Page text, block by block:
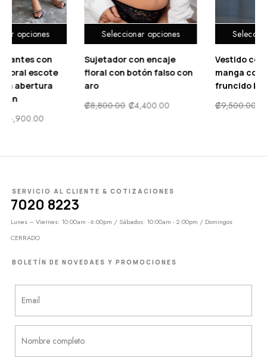
Seleccionar opciones
Sujetador con encaje
floral con botón falso con
aro
4,400.00
Seleccionar opciones
Vestido con estampado de
manga con volante
fruncido bajo con fruncido
₡9,500.00 4,900.00
SERVICIO AL CLIENTE & COTIZACIONES
7020 8223
Lunes – Viernes: 10:00am - 6:00pm / Sábados: 10:00am - 2:00pm / Domingos
CERRADO
BOLETÍN DE NOVEDAES Y PROMOCIONES